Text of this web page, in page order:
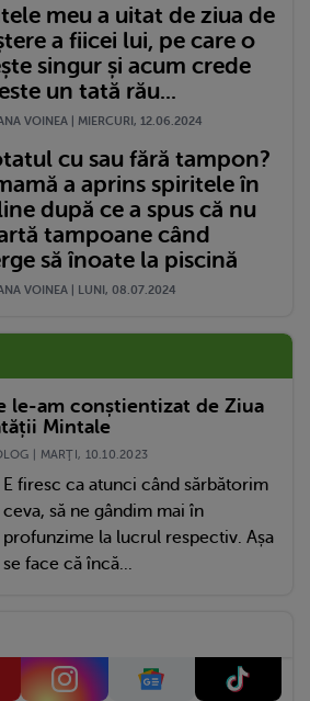
meu a uitat de ziua de
a fiicei lui, pe care o
singur și acum crede
un tată rău...
VOINEA | MIERCURI, 12.06.2024
cu sau fără tampon?
a aprins spiritele în
după ce a spus că nu
tampoane când
să înoate la piscină
VOINEA | LUNI, 08.07.2024
le-am conștientizat de Ziua
Mintale
| MARŢI, 10.10.2023
E firesc ca atunci când sărbătorim
ceva, să ne gândim mai în
profunzime la lucrul respectiv. Așa
se face că încă...